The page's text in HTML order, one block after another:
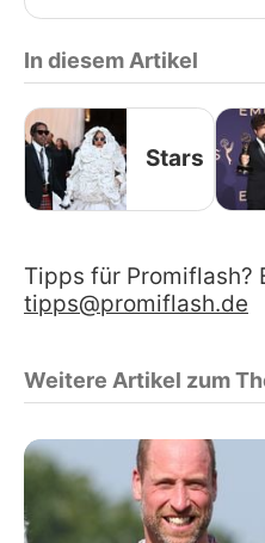
In diesem Artikel
Stars
Tipps für Promiflash?
tipps@promiflash.de
Weitere Artikel zum